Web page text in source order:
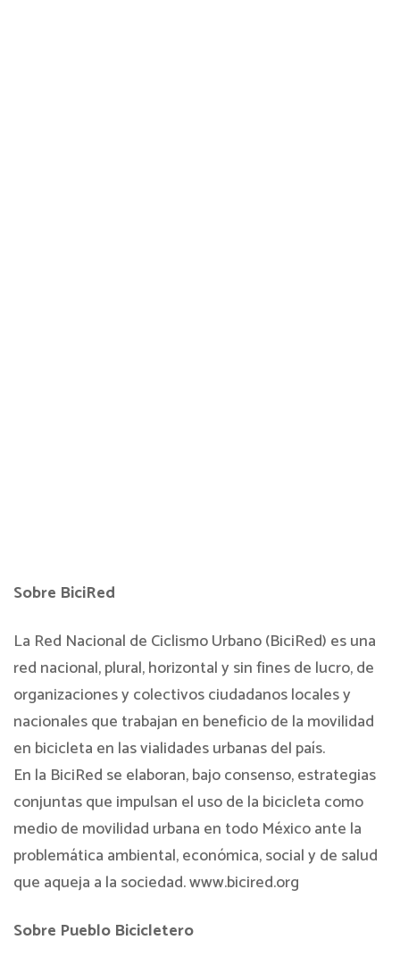
Sobre BiciRed
La Red Nacional de Ciclismo Urbano (BiciRed) es una
red nacional, plural, horizontal y sin fines de lucro, de
organizaciones y colectivos ciudadanos locales y
nacionales que trabajan en beneficio de la movilidad
en bicicleta en las vialidades urbanas del país.
En la BiciRed se elaboran, bajo consenso, estrategias
conjuntas que impulsan el uso de la bicicleta como
medio de movilidad urbana en todo México ante la
problemática ambiental, económica, social y de salud
que aqueja a la sociedad. www.bicired.org
Sobre Pueblo Bicicletero